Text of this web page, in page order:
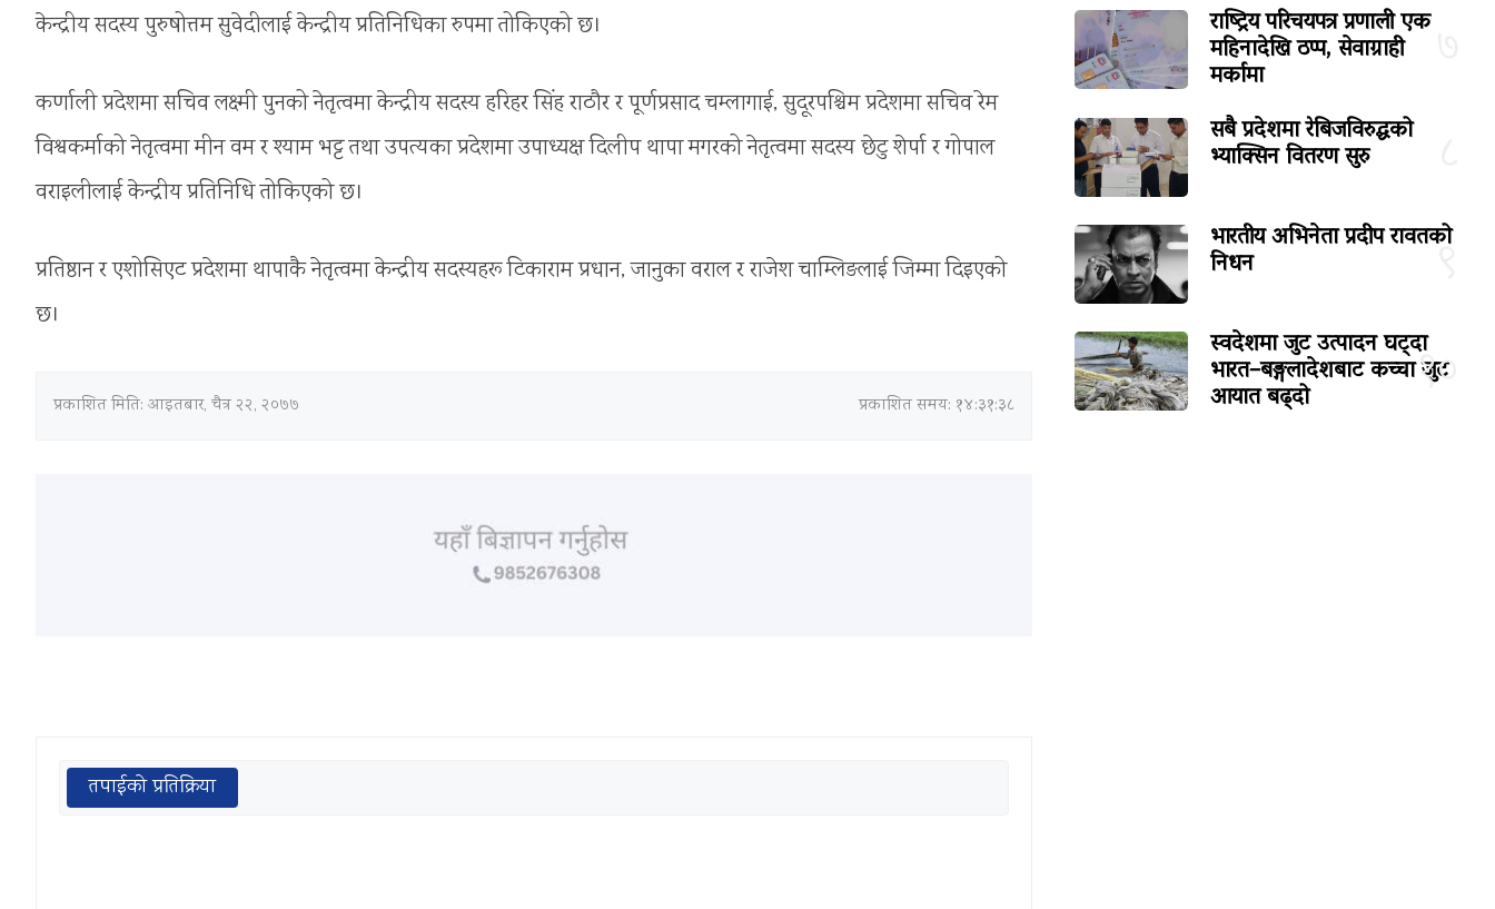
केन्द्रीय सदस्य पुरुषोत्तम सुवेदीलाई केन्द्रीय प्रतिनिधिका रुपमा तोकिएको छ।
कर्णाली प्रदेशमा सचिव लक्ष्मी पुनको नेतृत्वमा केन्द्रीय सदस्य हरिहर सिंह राठौर र पूर्णप्रसाद चम्लागाई, सुदूरपश्चिम प्रदेशमा सचिव रेम
विश्वकर्माको नेतृत्वमा मीन वम र श्याम भट्ट तथा उपत्यका प्रदेशमा उपाध्यक्ष दिलीप थापा मगरको नेतृत्वमा सदस्य छेटु शेर्पा र गोपाल
वराइलीलाई केन्द्रीय प्रतिनिधि तोकिएको छ।
प्रतिष्ठान र एशोसिएट प्रदेशमा थापाकै नेतृत्वमा केन्द्रीय सदस्यहरू टिकाराम प्रधान, जानुका वराल र राजेश चाम्लिङलाई जिम्मा दिइएको
छ।
प्रकाशित मिति: आइतबार, चैत्र २२, २०७७ प्रकाशित समय: १४:३१:३८
तपाईको प्रतिक्रिया
राष्ट्रिय परिचयपत्र प्रणाली एक
महिनादेखि ठप्प, सेवाग्राही
मर्कामा
सबै प्रदेशमा रेबिजविरुद्धको
भ्याक्सिन वितरण सुरु
९
भारतीय अभिनेता प्रदीप रावतको
निधन
१०
स्वदेशमा जुट उत्पादन घट्दा
भारत–बङ्गलादेशबाट कच्चा जुट
आयात बढ्दो